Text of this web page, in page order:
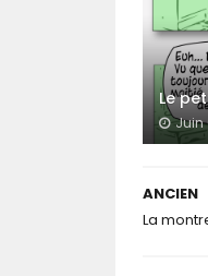
Le
Juin
ANCIEN
La